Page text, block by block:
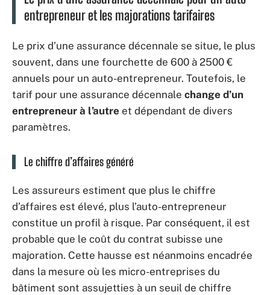
entrepreneur et les majorations tarifaires
Le prix d’une assurance décennale se situe, le plus
souvent, dans une fourchette de 600 à 2500 €
annuels pour un auto-entrepreneur. Toutefois, le
tarif pour une assurance décennale change d’un
entrepreneur à l’autre et dépendant de divers
paramètres.
Le chiffre d’affaires généré
Les assureurs estiment que plus le chiffre
d’affaires est élevé, plus l’auto-entrepreneur
constitue un profil à risque. Par conséquent, il est
probable que le coût du contrat subisse une
majoration. Cette hausse est néanmoins encadrée
dans la mesure où les micro-entreprises du
bâtiment sont assujetties à un seuil de chiffre